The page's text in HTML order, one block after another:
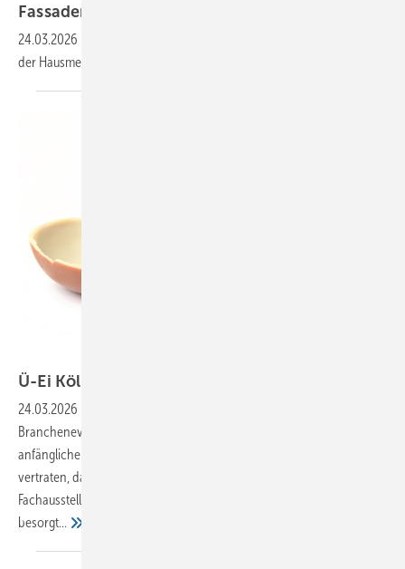
Fassaden-Heros
24.03.2026
der Hausmesse
Ü-Ei Köln
24.03.2026
Branchen­events wurde von zahlreichen Branchenvertretern mit
anfänglicher Skepsis beobachtet. Während manche den Standpunkt
vertraten, dass es wenig Sinn mache, einer etablierten
Fachausstellung mehr Eventcharakter einzuhauchen, waren andere
besorgt...